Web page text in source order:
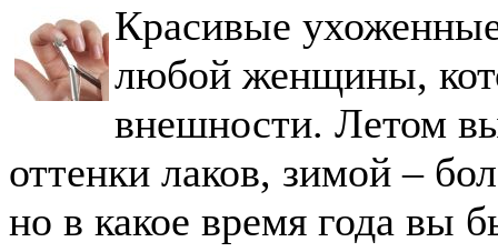
Красивые
любой женщины,
внешности. Летом
оттенки лаков, зимой –
но в какое время года вы